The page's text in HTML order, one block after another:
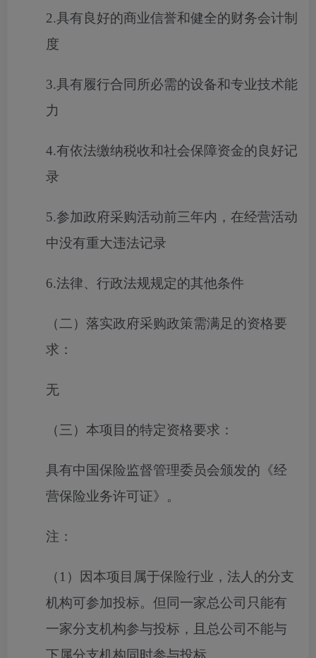
2.具有良好的商业信誉和健全的财务会计制
度
3.具有履行合同所必需的设备和专业技术能
力
4.有依法缴纳税收和社会保障资金的良好记
录
5.参加政府采购活动前三年内，在经营活动
中没有重大违法记录
6.法律、行政法规规定的其他条件
（二）落实政府采购政策需满足的资格要
求：
无
（三）本项目的特定资格要求：
具有中国保险监督管理委员会颁发的《经
营保险业务许可证》 。
注：
（ 1） 因本项目属于保险行业， 法人的分支
机构可参加投标。 但同一家总公司只能有
一家分支机构参与投标，且总公司不能与
下属分支机构同时参与投标。